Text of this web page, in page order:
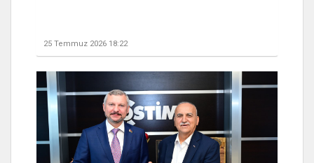
25 Temmuz 2026 18:22